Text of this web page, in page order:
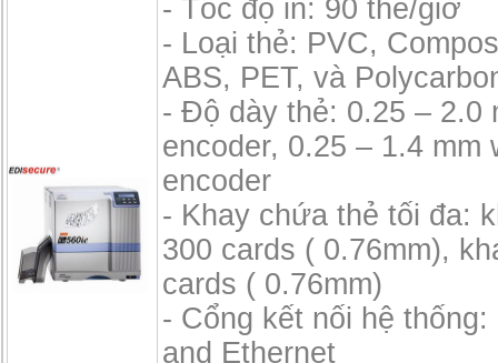
- Tốc độ in: 90 thẻ/giờ
- Loại thẻ: PVC,
ABS, PET, và
- Độ dày thẻ: 0.25 – 2.0
encoder, 0.25 – 1.4 mm
encoder
- Khay chứa thẻ tối đa:
300 cards ( 0.76mm),
cards ( 0.76mm)
- Cổng kết nối hệ thống:
and Ethernet